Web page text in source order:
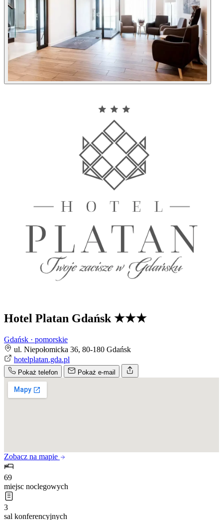
Hotel Platan Gdańsk ★★★
Gdańsk · pomorskie
ul. Niepołomicka 36, 80-180 Gdańsk
hotelplatan.gda.pl
Pokaż telefon Pokaż e-mail
Zobacz na mapie
69
miejsc noclegowych
3
sal konferencyjnych